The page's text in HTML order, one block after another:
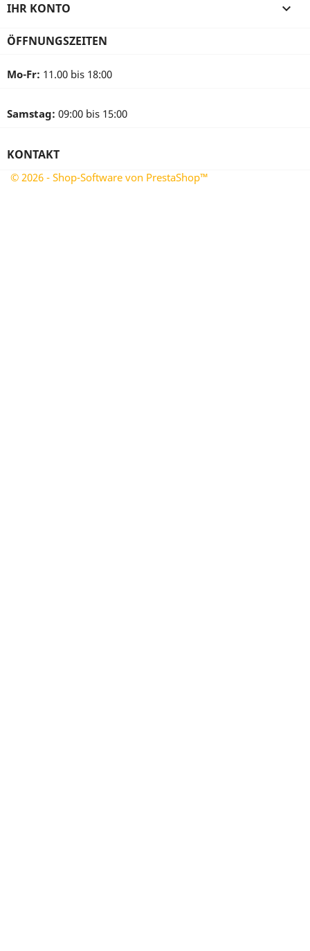
IHR KONTO 
ÖFFNUNGSZEITEN
Mo-Fr: 11.00 bis 18:00
Samstag: 09:00 bis 15:00
KONTAKT
© 2026 - Shop-Software von PrestaShop™